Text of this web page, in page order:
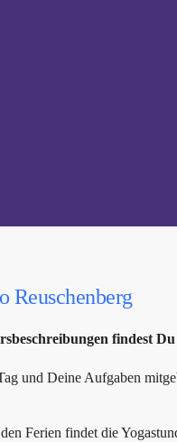
Reuschenberg
findest
und Deine Aufgaben
Ferien findet die